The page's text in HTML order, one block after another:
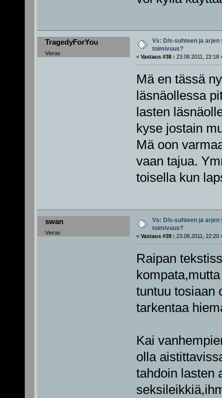
TragedyForYou
Vieras
Vs: D/s-suhteen ja arjen
toimivuus?
« Vastaus #38 : 23.08.2011, 22:18
Mä en tässä
läsnäollessa
lasten
kyse jostain
Mä oon
vaan tajua.
toisella kun
swan
Vieras
Vs: D/s-suhteen ja arjen
toimivuus?
« Vastaus #39 : 23.08.2011, 22:20
Raipan
tuntuu tosiaan
tarkentaa
Kai
olla
tahdoin lasten